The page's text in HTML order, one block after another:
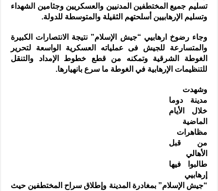
تسليم جميع المختطفين المدنيين والعسكريين وجثامين الشهداء
وتسليم الإرهابيين أسلحتهم الثقيلة والمتوسطة للدولة.
وجاء رضوخ ارهابيي “جيش الإسلام” نتيجة الانتصارات الكبيرة
والمتسارعة للجيش فى عملياته العسكرية الواسعة لتحرير
الغوطة الشرقية وتمكنه من قطع خطوط الإمداد والتنقل
للتنظيمات الإرهابية في الغوطة ما سرع بانهيارها.
وشهدت
مدينة دوما
خلال الأيام
الماضية
مظاهرات
من قبل
الأهالي
طالبوا فيها
إرهابيي
“جيش الإسلام” بمغادرة المدينة وإطلاق سراح المختطفين حيث